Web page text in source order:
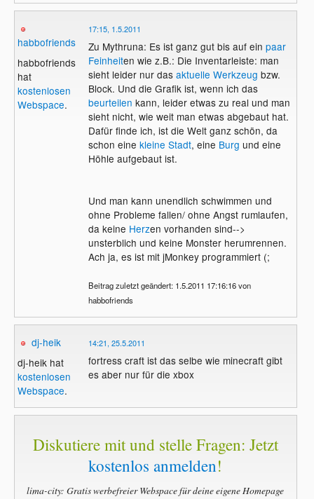
habbofriends
habbofriends
hat
kostenlosen
Webspace.
17:15, 1.5.2011
Zu Mythruna: Es ist ganz gut bis auf ein paar
Feinheiten wie z.B.: Die Inventarleiste: man
sieht leider nur das aktuelle Werkzeug bzw.
Block. Und die Grafik ist, wenn ich das
beurteilen kann, leider etwas zu real und man
sieht nicht, wie weit man etwas abgebaut hat.
Dafür finde ich, ist die Welt ganz schön, da
schon eine kleine Stadt, eine Burg und eine
Höhle aufgebaut ist.
Und man kann unendlich schwimmen und
ohne Probleme fallen/ ohne Angst rumlaufen,
da keine Herzen vorhanden sind-->
unsterblich und keine Monster herumrennen.
Ach ja, es ist mit jMonkey programmiert (;
Beitrag zuletzt geändert: 1.5.2011 17:16:16 von
habbofriends
dj-heik
dj-heik hat
kostenlosen
Webspace.
14:21, 25.5.2011
fortress craft ist das selbe wie minecraft gibt
es aber nur für die xbox
Diskutiere mit und stelle Fragen: Jetzt
kostenlos anmelden!
lima-city: Gratis werbefreier Webspace für deine eigene Homepage